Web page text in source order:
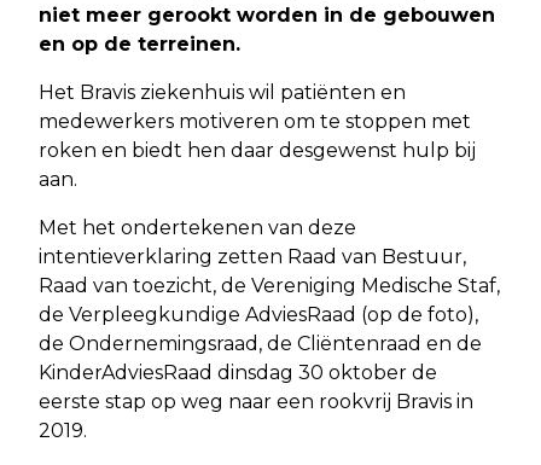
niet meer gerookt worden in de gebouwen
en op de terreinen.
Het Bravis ziekenhuis wil patiënten en
medewerkers motiveren om te stoppen met
roken en biedt hen daar desgewenst hulp bij
aan.
Met het ondertekenen van deze
intentieverklaring zetten Raad van Bestuur,
Raad van toezicht, de Vereniging Medische Staf,
de Verpleegkundige AdviesRaad (op de foto),
de Ondernemingsraad, de Cliëntenraad en de
KinderAdviesRaad dinsdag 30 oktober de
eerste stap op weg naar een rookvrij Bravis in
2019.